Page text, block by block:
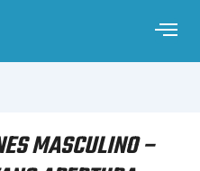
MASCULINO –